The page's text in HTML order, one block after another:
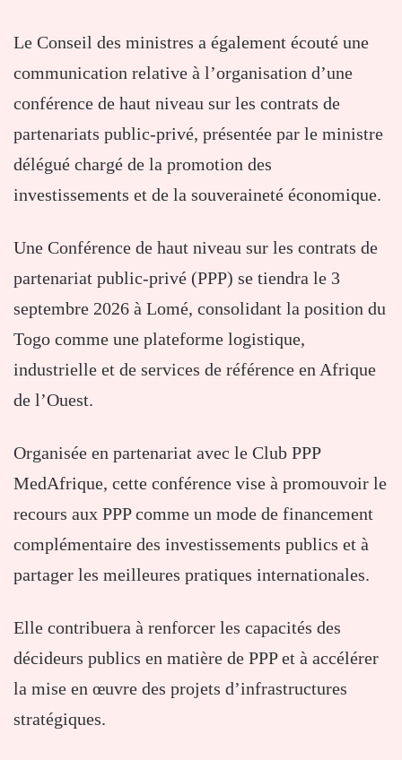
Le Conseil des ministres a également écouté une
communication relative à l’organisation d’une
conférence de haut niveau sur les contrats de
partenariats public-privé, présentée par le ministre
délégué chargé de la promotion des
investissements et de la souveraineté économique.
Une Conférence de haut niveau sur les contrats de
partenariat public-privé (PPP) se tiendra le 3
septembre 2026 à Lomé, consolidant la position du
Togo comme une plateforme logistique,
industrielle et de services de référence en Afrique
de l’Ouest.
Organisée en partenariat avec le Club PPP
MedAfrique, cette conférence vise à promouvoir le
recours aux PPP comme un mode de financement
complémentaire des investissements publics et à
partager les meilleures pratiques internationales.
Elle contribuera à renforcer les capacités des
décideurs publics en matière de PPP et à accélérer
la mise en œuvre des projets d’infrastructures
stratégiques.